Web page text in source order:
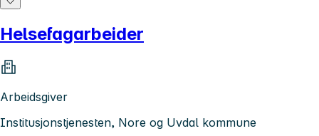
Helsefagarbeider
Arbeidsgiver
Institusjonstjenesten, Nore og Uvdal kommune